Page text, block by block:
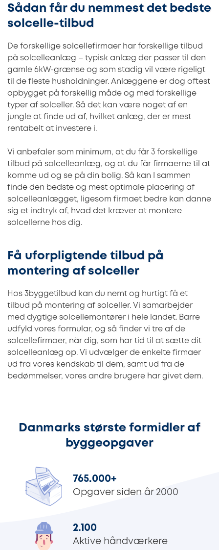
Sådan får du nemmest det bedste
solcelle-tilbud
De forskellige solcellefirmaer har forskellige tilbud
på solcelleanlæg – typisk anlæg der passer til den
gamle 6kW-grænse og som stadig vil være rigeligt
til de fleste husholdninger. Anlæggene er dog oftest
opbygget på forskellig måde og med forskellige
typer af solceller. Så det kan være noget af en
jungle at finde ud af, hvilket anlæg, der er mest
rentabelt at investere i.
Vi anbefaler som minimum, at du får 3 forskellige
tilbud på solcelleanlæg, og at du får firmaerne til at
komme ud og se på din bolig. Så kan I sammen
finde den bedste og mest optimale placering af
solcelleanlægget, ligesom firmaet bedre kan danne
sig et indtryk af, hvad det kræver at montere
solcellerne hos dig.
Få uforpligtende tilbud på
montering af solceller
Hos 3byggetilbud kan du nemt og hurtigt få et
tilbud på montering af solceller. Vi samarbejder
med dygtige solcellemontører i hele landet. Barre
udfyld vores formular, og så finder vi tre af de
solcellefirmaer, når dig, som har tid til at sætte dit
solcelleanlæg op. Vi udvælger de enkelte firmaer
ud fra vores kendskab til dem, samt ud fra de
bedømmelser, vores andre brugere har givet dem.
Danmarks største formidler af
byggeopgaver
765.000+
Opgaver siden år 2000
2.100
Aktive håndværkere